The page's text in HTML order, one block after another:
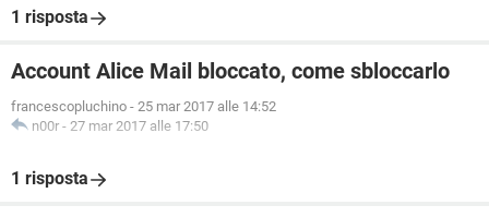
1 risposta
Account Alice Mail bloccato, come sbloccarlo
francescopluchino - 25 mar 2017 alle 14:52
n00r - 27 mar 2017 alle 17:50
1 risposta